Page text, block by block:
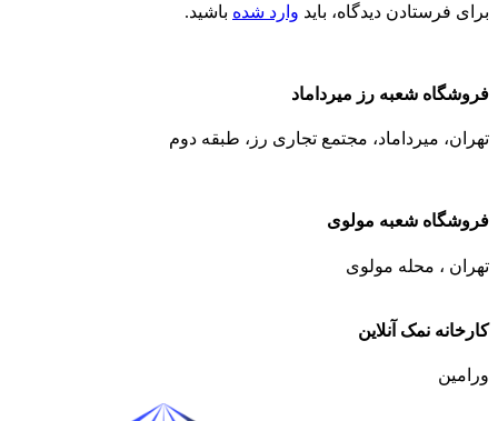
برای فرستادن دیدگاه، باید وارد شده باشید.
فروشگاه شعبه رز میرداماد
تهران، میرداماد، مجتمع تجاری رز،‌ طبقه دوم
فروشگاه شعبه مولوی
تهران ، محله مولوی
کارخانه نمک آنلاین
ورامین